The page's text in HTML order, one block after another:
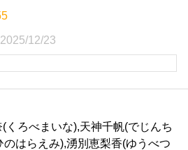
2025/12/23
くろべまいな),天神千帆(でじんち
のはらえみ),湧別恵梨香(ゆうべつ